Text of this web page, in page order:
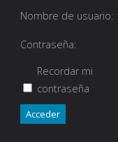
Nombre de usuario:
Contraseña:
Recordar mi
contraseña
Acceder